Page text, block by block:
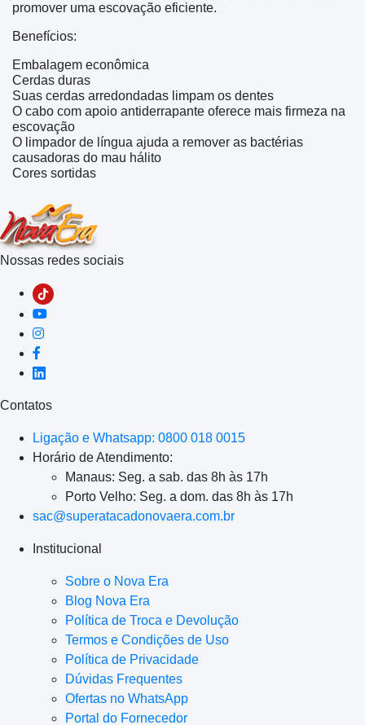
promover uma escovação eficiente.
Benefícios:
Embalagem econômica
Cerdas duras
Suas cerdas arredondadas limpam os dentes
O cabo com apoio antiderrapante oferece mais firmeza na
escovação
O limpador de língua ajuda a remover as bactérias
causadoras do mau hálito
Cores sortidas
Nossas redes sociais
Contatos
Ligação e Whatsapp: 0800 018 0015
Horário de Atendimento:
Manaus: Seg. a sab. das 8h às 17h
Porto Velho: Seg. a dom. das 8h às 17h
sac@superatacadonovaera.com.br
Institucional
Sobre o Nova Era
Blog Nova Era
Política de Troca e Devolução
Termos e Condições de Uso
Política de Privacidade
Dúvidas Frequentes
Ofertas no WhatsApp
Portal do Fornecedor